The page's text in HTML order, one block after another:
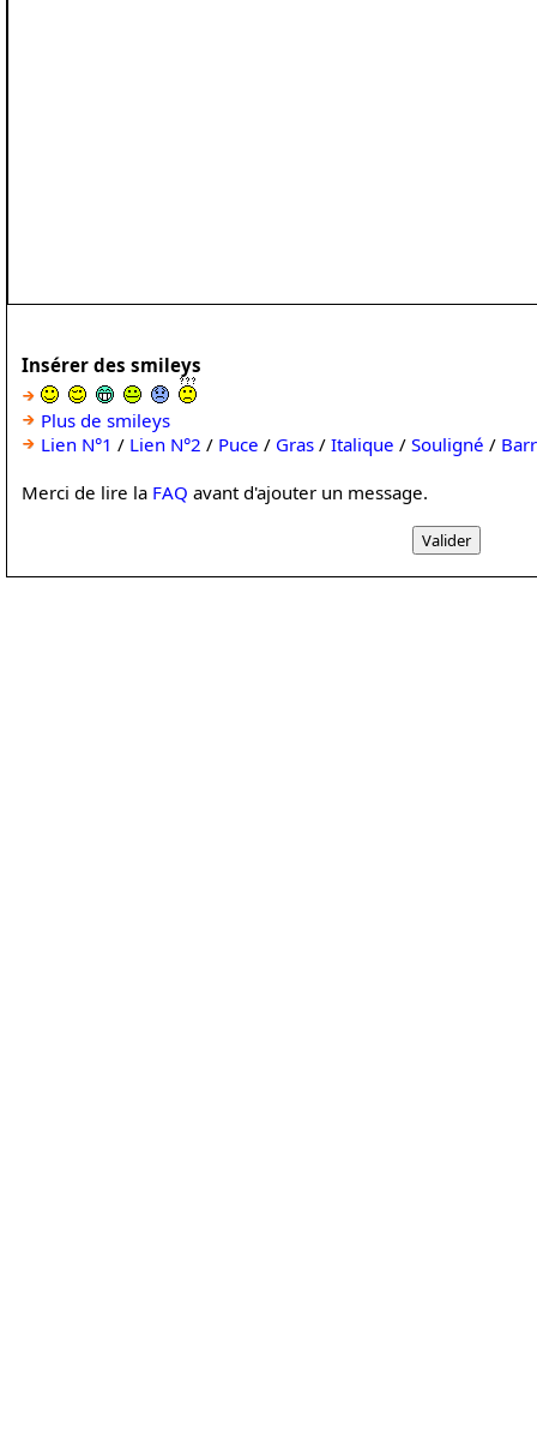
Insérer des smileys
Plus de smileys
Lien N°1 / Lien N°2 / Puce / Gras / Italique / Souligné /
Merci de lire la FAQ avant d'ajouter un message.